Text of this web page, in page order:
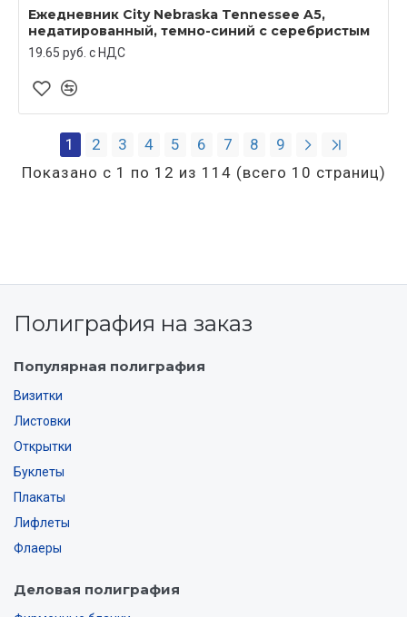
Ежедневник City Nebraska Tennessee A5,
недатированный, темно-синий с серебристым
19.65 руб. c НДС
1 2 3 4 5 6 7 8
9
Показано с 1 по 12 из 114 (всего 10 страниц)
Полиграфия на заказ
Популярная полиграфия
Визитки
Листовки
Открытки
Буклеты
Плакаты
Лифлеты
Флаеры
Деловая полиграфия